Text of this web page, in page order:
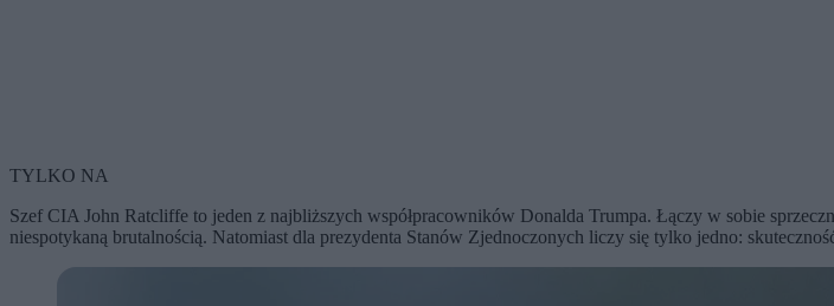
TYLKO NA
Szef CIA John Ratcliffe to jeden z najbliższych współpracowników Donalda Trumpa. Łączy w sobie
niespotykaną brutalnością. Natomiast dla prezydenta Stanów Zjednoczonych liczy się tylko jedno: